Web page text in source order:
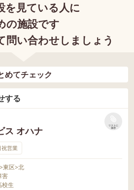
を見ている人に
の施設です
問い合わせしましょう
めてチェック
する
ス オハナ
リストに
保存
祝営業
>東区>北
害
校生